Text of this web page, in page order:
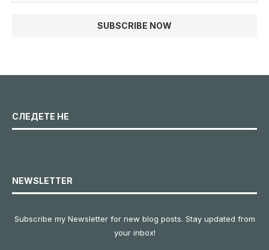
СЛЕДЕТЕ НЕ
NEWSLETTER
Subscribe my Newsletter for new blog posts. Stay updated from
your inbox!